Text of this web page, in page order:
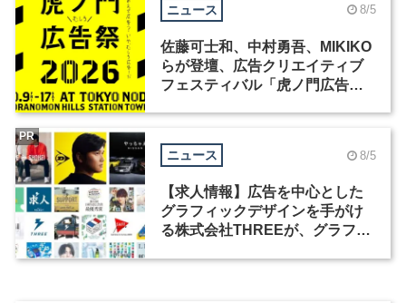
ニュース 8/5
佐藤可士和、中村勇吾、MIKIKO
らが登壇、広告クリエイティブ
フェスティバル「虎ノ門広告
ニュース 8/5
【求人情報】広告を中心とした
グラフィックデザインを手がけ
る株式会社THREEが、グラフィ
PR